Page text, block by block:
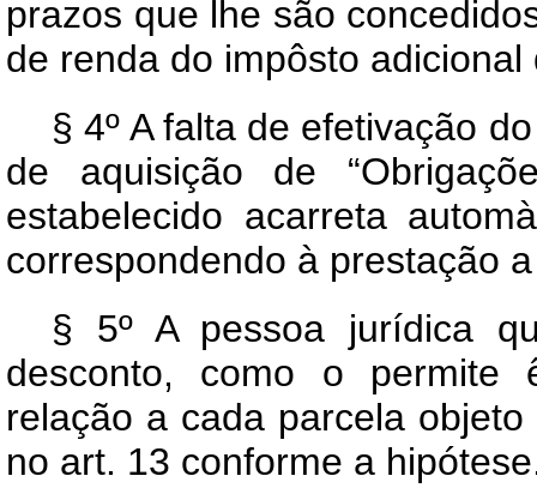
prazos que lhe são
de renda do impôsto
§ 4º A falta de efetivação
de aquisição de
estabelecido acarreta
correspondendo à prestação
§ 5º A pessoa jurídica
desconto, como o permite
relação a cada parcela
no art. 13 conforme a